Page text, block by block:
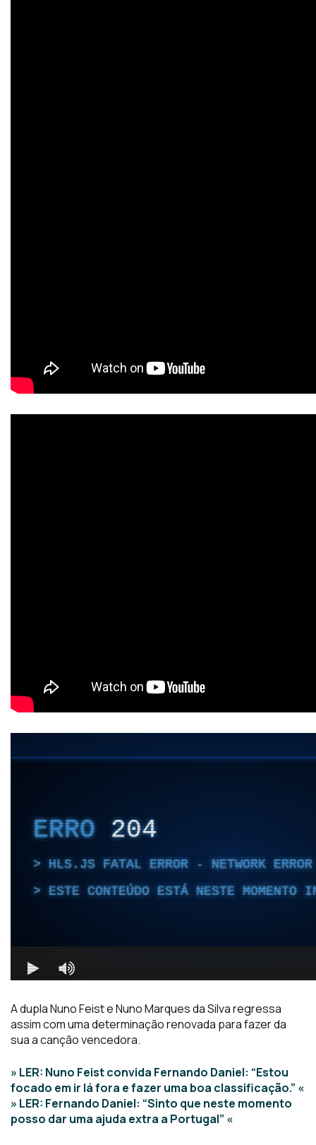
A dupla Nuno Feist e Nuno Marques da Silva regressa
assim com uma determinação renovada para fazer da
sua a canção vencedora.
» LER: Nuno Feist convida Fernando Daniel: “Estou
focado em ir lá fora e fazer uma boa classificação.” «
» LER: Fernando Daniel: “Sinto que neste momento
posso dar uma ajuda extra a Portugal” «